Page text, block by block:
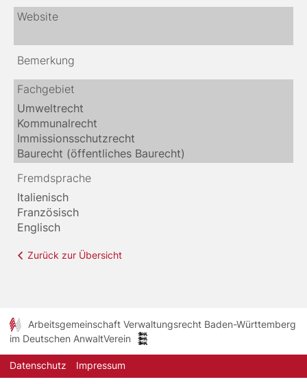
Website
Bemerkung
Fachgebiet
Umweltrecht
Kommunalrecht
Immissionsschutzrecht
Baurecht (öffentliches Baurecht)
Fremdsprache
Italienisch
Französisch
Englisch
Zurück zur Übersicht
Arbeitsgemeinschaft Verwaltungsrecht Baden-Württemberg
im Deutschen AnwaltVerein
Datenschutz Impressum